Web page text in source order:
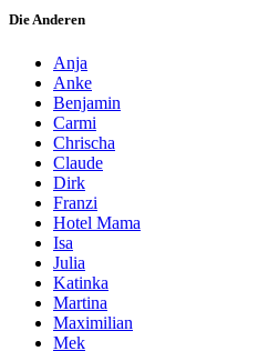
Die Anderen
Anja
Anke
Benjamin
Carmi
Chrischa
Claude
Dirk
Franzi
Hotel Mama
Isa
Julia
Katinka
Martina
Maximilian
Mek